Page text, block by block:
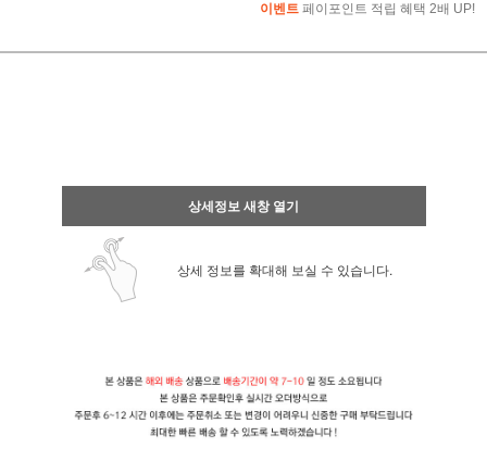
이벤트 페이포인트 적립 혜택 2배 UP!
상세정보 새창 열기
상세 정보를 확대해 보실 수 있습니다.